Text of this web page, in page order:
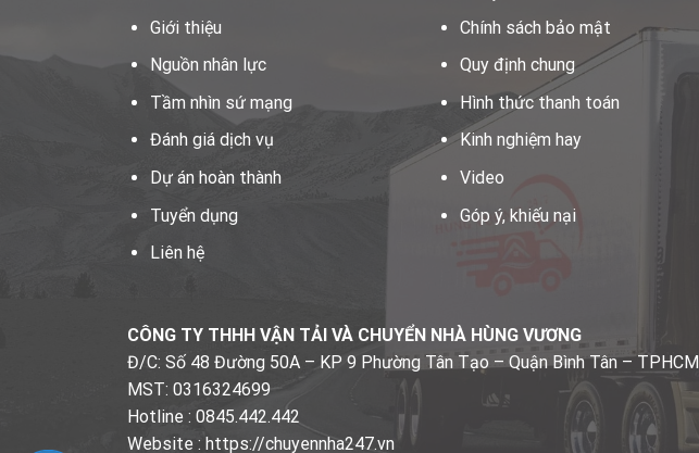
Giới thiệu
Nguồn nhân lực
Tầm nhìn sứ mạng
Đánh giá dịch vụ
Dự án hoàn thành
Tuyển dụng
Liên hệ
Chính sách bảo mật
Quy định chung
Hình thức thanh toán
Kinh nghiệm hay
Video
Góp ý, khiếu nại
CÔNG TY THHH VẬN TẢI VÀ CHUYỂN NHÀ HÙNG VƯƠNG
Đ/C: Số 48 Đường 50A – KP 9 Phường Tân Tạo – Quận Bình Tân – TPHCM
MST: 0316324699
Hotline : 0845.442.442
Website : https://chuyennha247.vn